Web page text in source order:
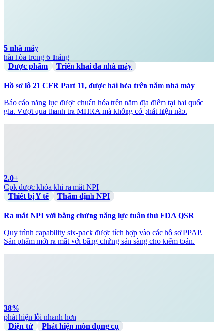
5 nhà máy
hài hòa trong 6 tháng
Dược phẩm
Triển khai đa nhà máy
Hồ sơ lô 21 CFR Part 11, được hài hòa trên năm nhà máy
Báo cáo năng lực được chuẩn hóa trên năm địa điểm tại hai quốc
gia. Vượt qua thanh tra MHRA mà không có phát hiện nào.
2.0+
Cpk được khóa khi ra mắt NPI
Thiết bị Y tế
Thẩm định NPI
Ra mắt NPI với bằng chứng năng lực tuân thủ FDA QSR
Quy trình capability six-pack được tích hợp vào các hồ sơ PPAP.
Sản phẩm mới ra mắt với bằng chứng sẵn sàng cho kiểm toán.
38%
phát hiện lỗi nhanh hơn
Điện tử
Phát hiện mòn dụng cụ